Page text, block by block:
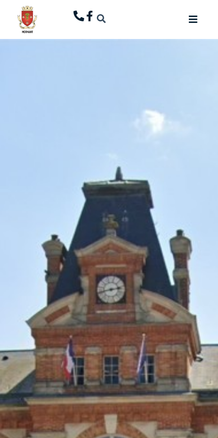
principal